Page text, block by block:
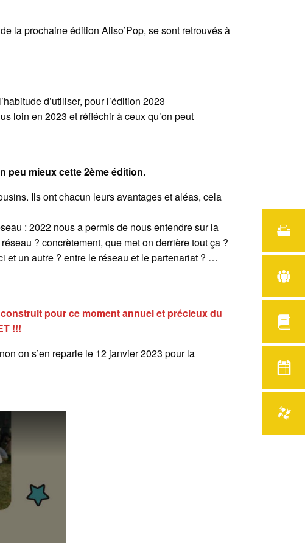
la prochaine édition Aliso’Pop, se sont retrouvés à
d’utiliser, pour l’édition 2023
loin en 2023 et réfléchir à ceux qu’on peut
peu mieux cette 2ème édition.
Ils ont chacun leurs avantages et aléas, cela
: 2022 nous a permis de nous entendre sur la
? concrètement, que met on derrière tout ça ?
et un autre ? entre le réseau et le partenariat ? …
pour ce moment annuel et précieux du
!!!
on s’en reparle le 12 janvier 2023 pour la